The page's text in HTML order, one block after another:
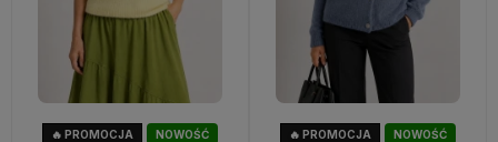
NOWOŚĆ
🔥 PROMOCJA
NOWOŚĆ
🔥 PROMOCJA